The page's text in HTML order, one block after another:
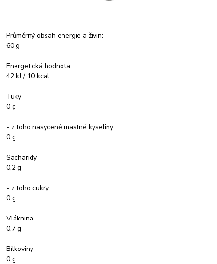
Průměrný obsah energie a živin:
60 g
Energetická hodnota
42 kJ / 10 kcal
Tuky
0 g
- z toho nasycené mastné kyseliny
0 g
Sacharidy
0,2 g
- z toho cukry
0 g
Vláknina
0,7 g
Bílkoviny
0 g